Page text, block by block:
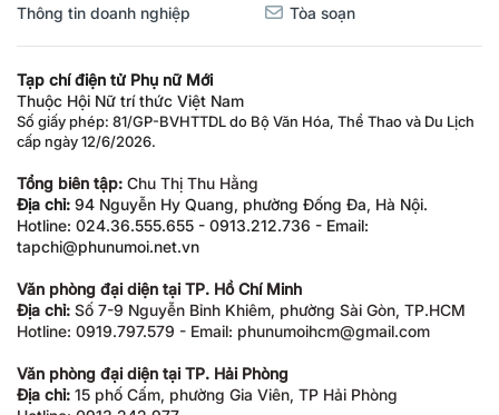
Thông tin doanh nghiệp Tòa soạn
Tạp chí điện tử Phụ nữ Mới
Thuộc Hội Nữ trí thức Việt Nam
Số giấy phép: 81/GP-BVHTTDL do Bộ Văn Hóa, Thể Thao và Du Lịch
cấp ngày 12/6/2026.
Tổng biên tập: Chu Thị Thu Hằng
Địa chỉ: 94 Nguyễn Hy Quang, phường Đống Đa, Hà Nội.
Hotline: 024.36.555.655 - 0913.212.736 - Email:
tapchi@phunumoi.net.vn
Văn phòng đại diện tại TP. Hồ Chí Minh
Địa chỉ: Số 7-9 Nguyễn Bỉnh Khiêm, phường Sài Gòn, TP.HCM
Hotline: 0919.797.579 - Email: phunumoihcm@gmail.com
Văn phòng đại diện tại TP. Hải Phòng
Địa chỉ: 15 phố Cấm, phường Gia Viên, TP Hải Phòng